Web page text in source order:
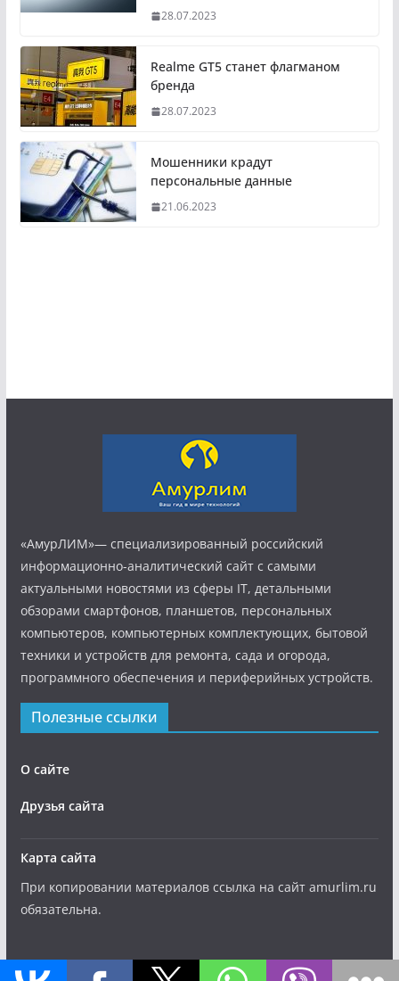
28.07.2023
Realme GT5 станет флагманом
бренда
28.07.2023
Мошенники крадут
персональные данные
21.06.2023
«АмурЛИМ»— специализированный российский
информационно-аналитический сайт с самыми
актуальными новостями из сферы IT, детальными
обзорами смартфонов, планшетов, персональных
компьютеров, компьютерных комплектующих, бытовой
техники и устройств для ремонта, сада и огорода,
программного обеспечения и периферийных устройств.
Полезные ссылки
О сайте
Друзья сайта
Карта сайта
При копировании материалов ссылка на сайт amurlim.ru
обязательна.